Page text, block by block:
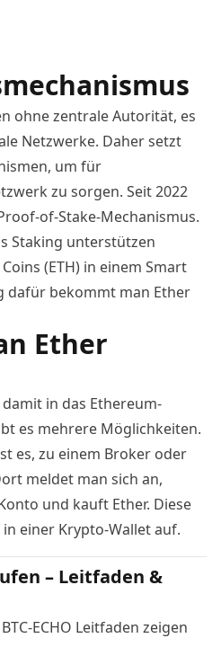
ohne zentrale Autorität, es
Netzwerke. Daher setzt
um für
zu sorgen. Seit 2022
of-Stake-Mechanismus.
Staking unterstützen
(ETH) in einem Smart
dafür bekommt man Ether
Ether
in das Ethereum-
es mehrere Möglichkeiten.
es, zu einem Broker oder
meldet man sich an,
und kauft Ether. Diese
in einer Krypto-Walletauf.
– Leitfaden &
ECHO Leitfaden zeigen